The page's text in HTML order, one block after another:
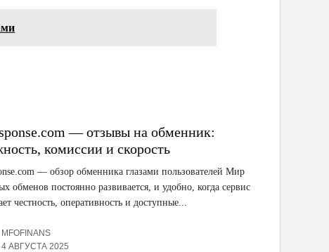
— отзывы на обменник:
комиссии и скорость
— обзор обменника глазами пользователей Мир
обменов постоянно развивается, и удобно, когда сервис
честность, оперативность и доступные...
MFOFINANS
4 АВГУСТА 2025